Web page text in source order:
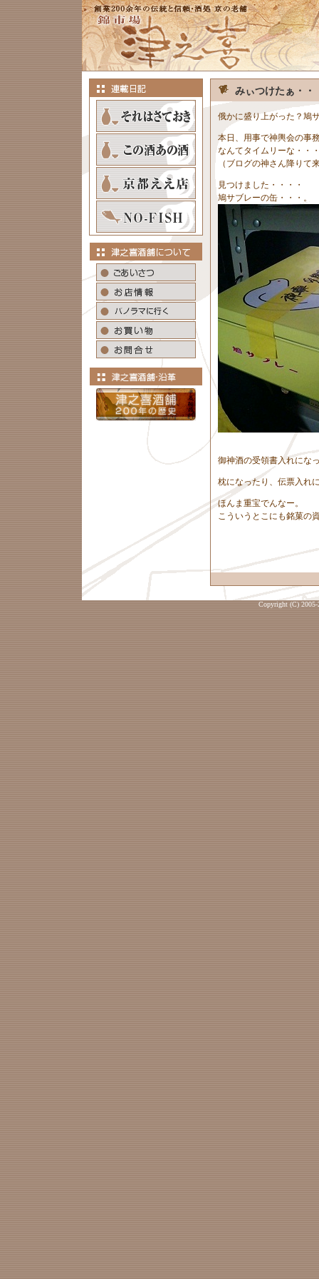
みぃつけたぁ・・
俄かに盛り上がった？鳩
本日、用事で神輿会の事
なんてタイムリーな・・
（ブログの神さん降りて
見つけました・・・・
鳩サブレーの缶・・・。
御神酒の受領書入れにな
枕になったり、伝票入れ
ほんま重宝でんなー。
こういうとこにも銘菓の
Copyright (C) 2005-